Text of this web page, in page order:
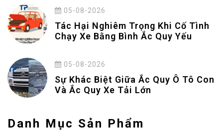
05-08-2026
Tác Hại Nghiêm Trọng Khi Cố Tình
Chạy Xe Bằng Bình Ắc Quy Yếu
05-08-2026
Sự Khác Biệt Giữa Ắc Quy Ô Tô Con
Và Ắc Quy Xe Tải Lớn
Danh Mục Sản Phẩm